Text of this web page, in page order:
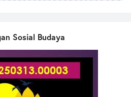
Sosial Budaya